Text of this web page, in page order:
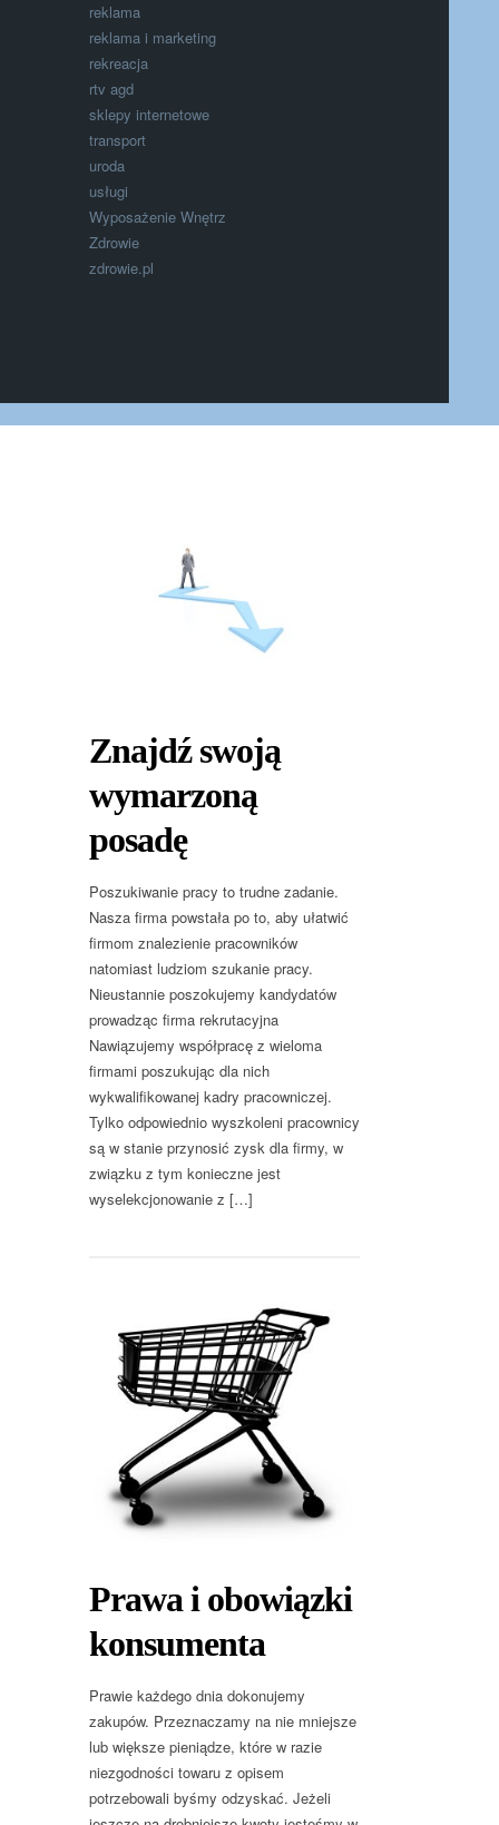
reklama
reklama i marketing
rekreacja
rtv agd
sklepy internetowe
transport
uroda
usługi
Wyposażenie Wnętrz
Zdrowie
zdrowie.pl
Znajdź swoją
wymarzoną
posadę
Poszukiwanie pracy to trudne zadanie.
Nasza firma powstała po to, aby ułatwić
firmom znalezienie pracowników
natomiast ludziom szukanie pracy.
Nieustannie poszokujemy kandydatów
prowadząc firma rekrutacyjna
Nawiązujemy współpracę z wieloma
firmami poszukując dla nich
wykwalifikowanej kadry pracowniczej.
Tylko odpowiednio wyszkoleni pracownicy
są w stanie przynosić zysk dla firmy, w
związku z tym konieczne jest
wyselekcjonowanie z […]
Prawa i obowiązki
konsumenta
Prawie każdego dnia dokonujemy
zakupów. Przeznaczamy na nie mniejsze
lub większe pieniądze, które w razie
niezgodności towaru z opisem
potrzebowali byśmy odzyskać. Jeżeli